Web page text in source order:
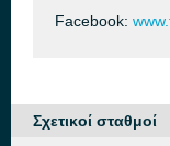
Facebook:
Σχετικοί σταθμοί